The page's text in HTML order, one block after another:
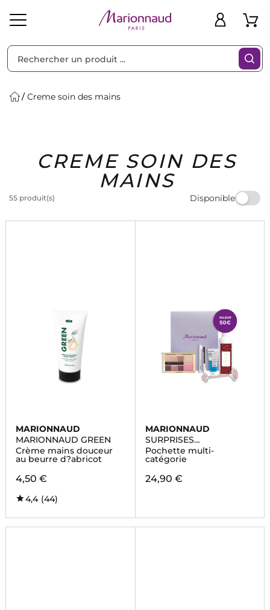
Solaire Homme Marques Idées
Cadeaux
Bons
Plans
Creme soin des mains
CREME SOIN DES
MAINS
55 produit(s) Disponible
Filtres
MARIONNAUD
MARIONNAUD GREEN
Crème mains douceur
au beurre d?abricot
4,50 €
4,4 (44)
MARIONNAUD
SURPRISES
ENCHANTÉES
Pochette multi-
catégorie
24,90 €